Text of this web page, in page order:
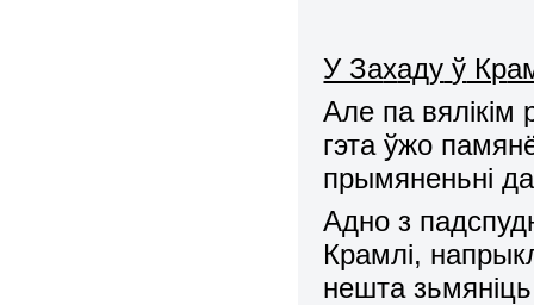
У Захаду ў Кр
Але па вялікім
гэта ўжо
прымяненьні
Адно з
Крамлі,
нешта